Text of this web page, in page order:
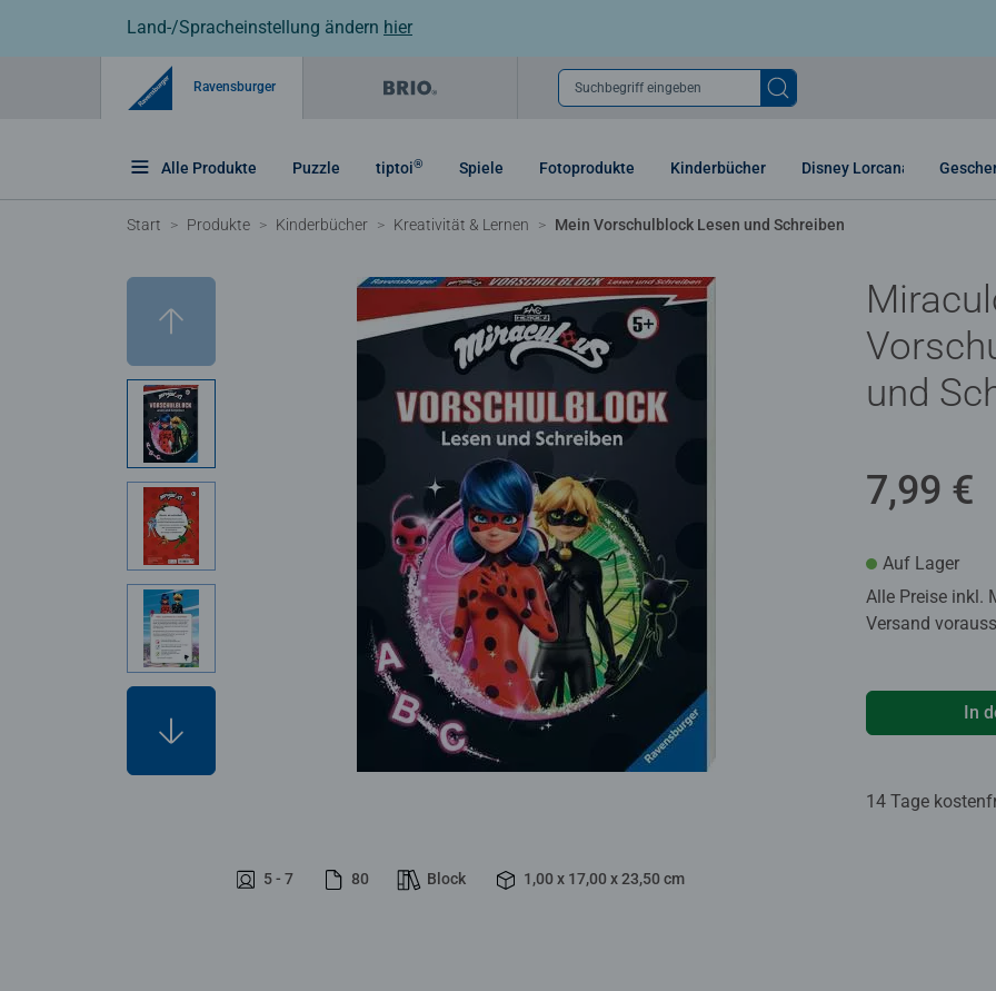
Land-/Spracheinstellung ändern hier
Ravensburger Suchbegriff eingeben
Alle Produkte Puzzle tiptoi® Spiele Fotoprodukte Kinderbücher Disney Lorcana
Start Produkte Kinderbücher Kreativität & Lernen Mein Vorschulblock Lesen und Schreiben
5 - 7 80 Block 1,00 x 17,00 x 23,50 cm
und
7,99 €
Auf Lager
Alle Preise inkl.
Versand
In
14 Tage